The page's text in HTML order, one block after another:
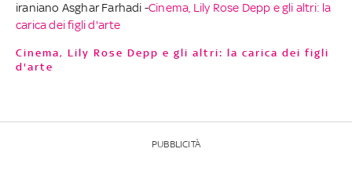
iraniano Asghar Farhadi -Cinema, Lily Rose Depp e gli altri: la
carica dei figli d'arte
Cinema, Lily Rose Depp e gli altri: la carica dei figli
d'arte
PUBBLICITÀ